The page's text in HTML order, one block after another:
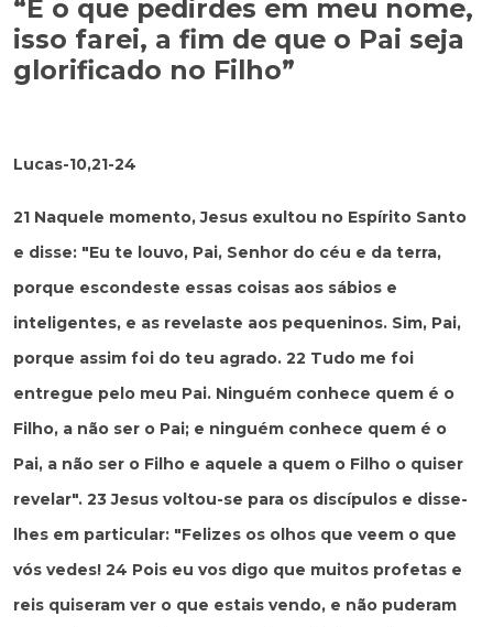
“E o que pedirdes em meu nome,
isso farei, a fim de que o Pai seja
glorificado no Filho”
Lucas-10,21-24
21 Naquele momento, Jesus exultou no Espírito Santo
e disse: "Eu te louvo, Pai, Senhor do céu e da terra,
porque escondeste essas coisas aos sábios e
inteligentes, e as revelaste aos pequeninos. Sim, Pai,
porque assim foi do teu agrado. 22 Tudo me foi
entregue pelo meu Pai. Ninguém conhece quem é o
Filho, a não ser o Pai; e ninguém conhece quem é o
Pai, a não ser o Filho e aquele a quem o Filho o quiser
revelar". 23 Jesus voltou-se para os discípulos e disse-
lhes em particular: "Felizes os olhos que veem o que
vós vedes! 24 Pois eu vos digo que muitos profetas e
reis quiseram ver o que estais vendo, e não puderam